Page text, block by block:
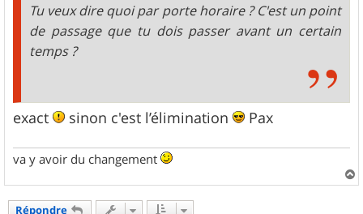
Tu veux dire quoi par porte horaire ? C'est un point
de passage que tu dois passer avant un certain
temps ?
exact sinon c'est l’élimination Pax
va y avoir du changement
a
Répondre